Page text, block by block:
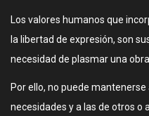
Los valores humanos que
la libertad de expresión, son
necesidad de plasmar una obra.
Por ello, no puede
necesidades y a las de otros o